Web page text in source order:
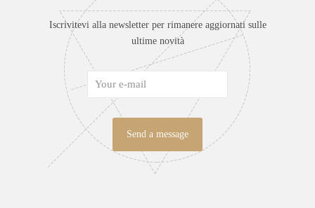
Iscrivitevi alla newsletter per rimanere aggiornati sulle
ultime novità